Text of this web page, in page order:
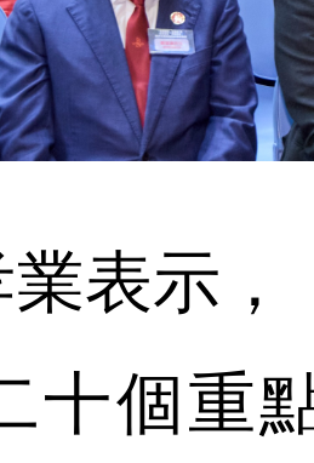
表示，
十個重